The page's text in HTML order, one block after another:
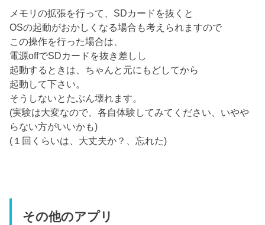
メモリの拡張を行って、SDカードを抜くと
OSの起動がおかしくなる場合も考えられますので
この操作を行った場合は、
電源offでSDカードを抜き差しし
起動するときは、ちゃんと元にもどしてから
起動して下さい。
そうしないとたぶん壊れます。
(実験は大変なので、各自体験してみてください、いやや
らない方がいいかも)
(１回くらいは、大丈夫か？、忘れた)
その他のアプリ